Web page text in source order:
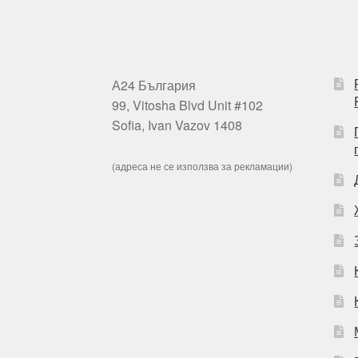
А24 България
99, Vitosha Blvd Unit #102
Sofia, Ivan Vazov 1408
(адреса не се използва за рекламации)